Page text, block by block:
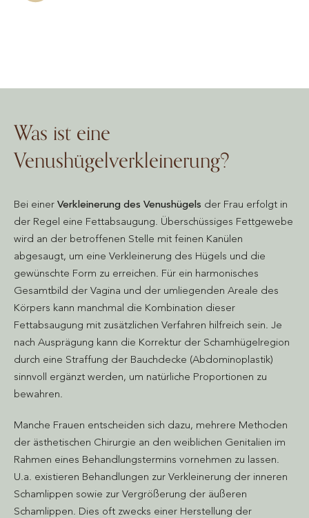
Was ist eine
Venushügelverkleinerung?
Bei einer Verkleinerung des Venushügels der Frau erfolgt in
der Regel eine Fettabsaugung. Überschüssiges Fettgewebe
wird an der betroffenen Stelle mit feinen Kanülen
abgesaugt, um eine Verkleinerung des Hügels und die
gewünschte Form zu erreichen. Für ein harmonisches
Gesamtbild der Vagina und der umliegenden Areale des
Körpers kann manchmal die Kombination dieser
Fettabsaugung mit zusätzlichen Verfahren hilfreich sein. Je
nach Ausprägung kann die Korrektur der Schamhügelregion
durch eine Straffung der Bauchdecke (Abdominoplastik)
sinnvoll ergänzt werden, um natürliche Proportionen zu
bewahren.
Manche Frauen entscheiden sich dazu, mehrere Methoden
der ästhetischen Chirurgie an den weiblichen Genitalien im
Rahmen eines Behandlungstermins vornehmen zu lassen.
U.a. existieren Behandlungen zur Verkleinerung der inneren
Schamlippen sowie zur Vergrößerung der äußeren
Schamlippen. Dies oft zwecks einer Herstellung der